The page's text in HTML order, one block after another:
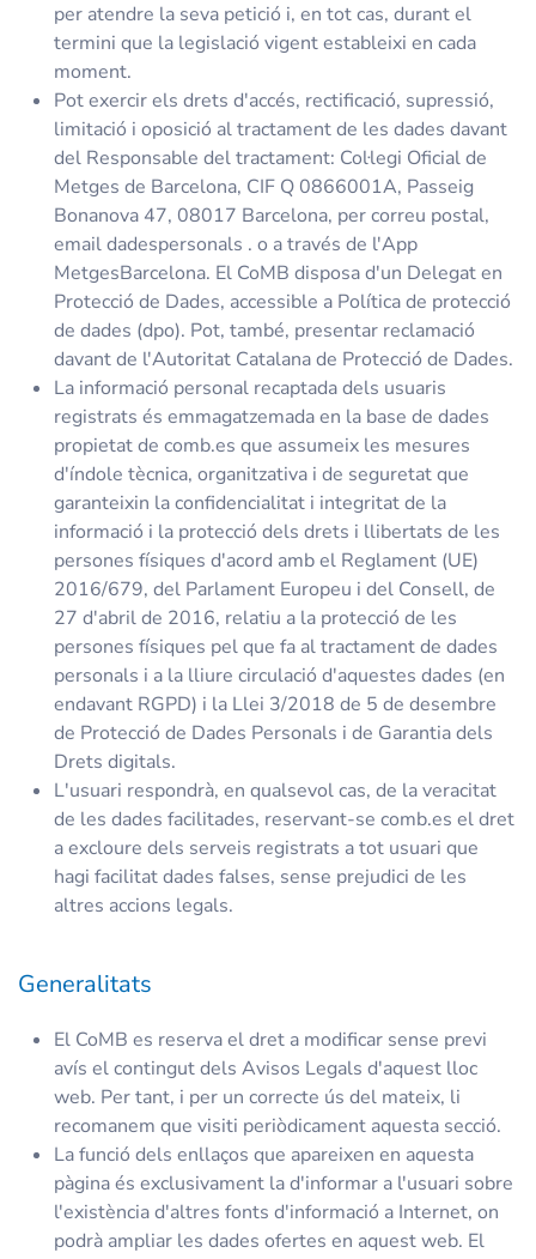
per atendre la seva petició i, en tot cas, durant el
termini que la legislació vigent estableixi en cada
moment.
Pot exercir els drets d'accés, rectificació, supressió,
limitació i oposició al tractament de les dades davant
del Responsable del tractament: Col·legi Oficial de
Metges de Barcelona, CIF Q 0866001A, Passeig
Bonanova 47, 08017 Barcelona, per correu postal,
emaildadespersonals . o a través de l'App
MetgesBarcelona. El CoMB disposa d'un Delegat en
Protecció de Dades, accessible a Política de protecció
de dades (dpo). Pot, també, presentar reclamació
davant de l'Autoritat Catalana de Protecció de Dades.
La informació personal recaptada dels usuaris
registrats és emmagatzemada en la base de dades
propietat de comb.es que assumeix les mesures
d'índole tècnica, organitzativa i de seguretat que
garanteixin la confidencialitat i integritat de la
informació i la protecció dels drets i llibertats de les
persones físiques d'acord amb el Reglament (UE)
2016/679, del Parlament Europeu i del Consell, de
27 d'abril de 2016, relatiu a la protecció de les
persones físiques pel que fa al tractament de dades
personals i a la lliure circulació d'aquestes dades (en
endavant RGPD) i la Llei 3/2018 de 5 de desembre
de Protecció de Dades Personals i de Garantia dels
Drets digitals.
L'usuari respondrà, en qualsevol cas, de la veracitat
de les dades facilitades, reservant-se comb.es el dret
a excloure dels serveis registrats a tot usuari que
hagi facilitat dades falses, sense prejudici de les
altres accions legals.
Generalitats
El CoMB es reserva el dret a modificar sense previ
avís el contingut dels Avisos Legals d'aquest lloc
web. Per tant, i per un correcte ús del mateix, li
recomanem que visiti periòdicament aquesta secció.
La funció dels enllaços que apareixen en aquesta
pàgina és exclusivament la d'informar a l'usuari sobre
l'existència d'altres fonts d'informació a Internet, on
podrà ampliar les dades ofertes en aquest web. El